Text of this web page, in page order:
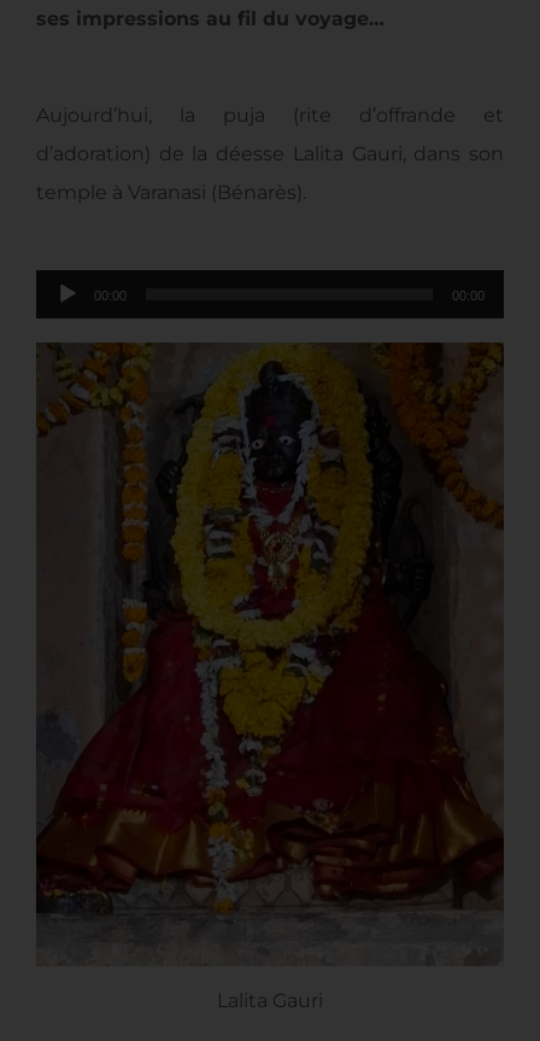
ses impressions au fil du voyage…
Aujourd’hui, la puja (rite d’offrande et
d’adoration) de la déesse Lalita Gauri, dans son
temple à Varanasi (Bénarès).
Lecteur
audio
00:00 00:00
Lalita Gauri